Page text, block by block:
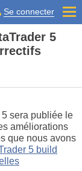
Se connecter
5
5 sera publiée le
améliorations
que nous avons
5 build